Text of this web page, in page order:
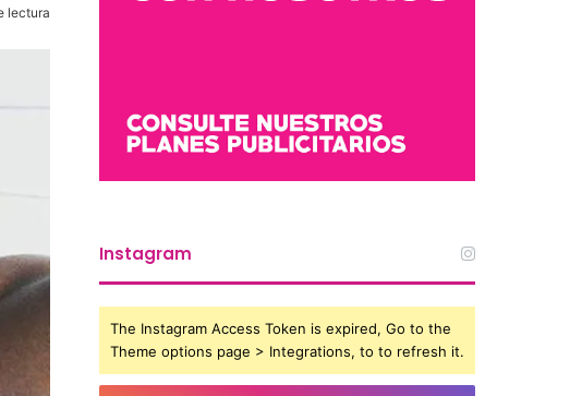
lectura
Instagram
The Instagram Access Token is expired, Go to the
Theme options page > Integrations, to to refresh it.